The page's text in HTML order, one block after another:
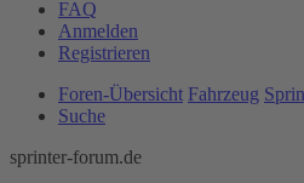
FAQ
Anmelden
Registrieren
Foren-Übersicht Fahrzeug
Suche
sprinter-forum.de